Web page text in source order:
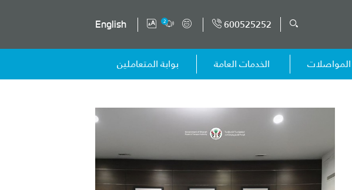
600525252
2
English
المواصلات الخدمات العامة بوابة المتعاملين